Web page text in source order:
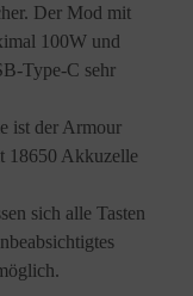
Der Mod mit
100W und
Type-C sehr
ist der Armour
18650 Akkuzelle
sich alle Tasten